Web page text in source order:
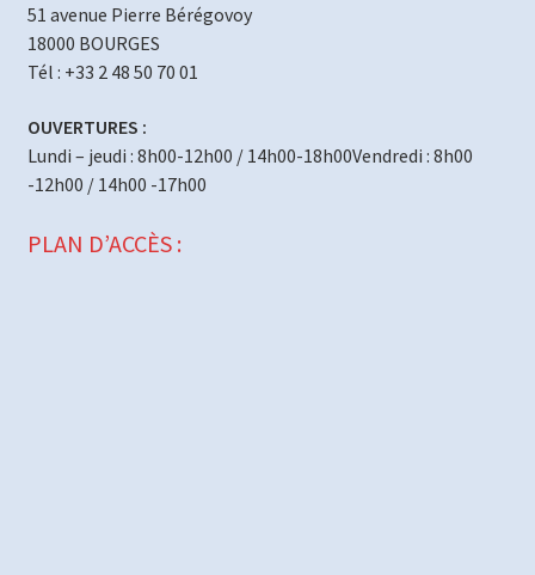
51 avenue Pierre Bérégovoy
18000 BOURGES
Tél : +33 2 48 50 70 01
OUVERTURES :
Lundi – jeudi : 8h00-12h00 / 14h00-18h00Vendredi : 8h00
-12h00 / 14h00 -17h00
PLAN D’ACCÈS :